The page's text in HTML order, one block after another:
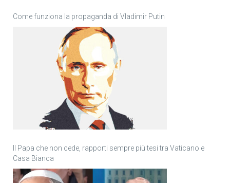
Come funziona la propaganda di Vladimir Putin
Il Papa che non cede, rapporti sempre più tesi tra Vaticano e
Casa Bianca